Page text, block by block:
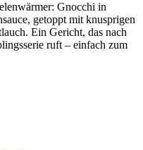
Gnocchi in
getoppt mit knusprigen
Ein Gericht, das nach
ruft – einfach zum